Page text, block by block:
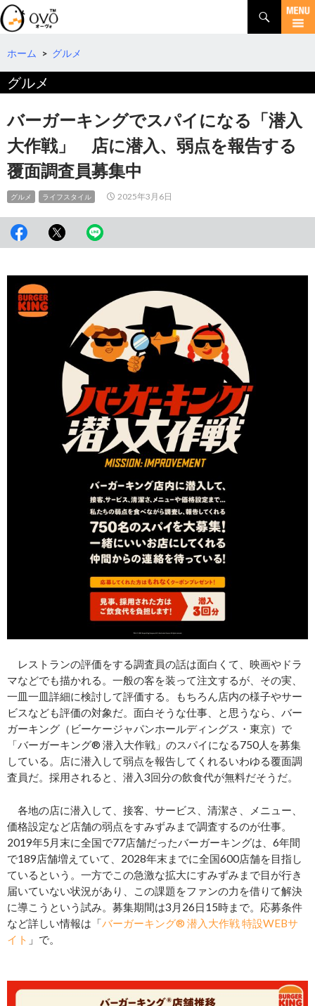
検
索
コ
テ
ツ
へ
動
ホーム > グルメ
グルメ
バーガーキングでスパイになる「潜入
大作戦」 店に潜入、弱点を報告する
覆面調査員募集中
グルメ ライフスタイル 2025年3月6日
レストランの評価をする調査員の話は面白くて、映画やドラ
マなどでも描かれる。一般の客を装って注文するが、その実、
一皿一皿詳細に検討して評価する。もちろん店内の様子やサー
ビスなども評価の対象だ。面白そうな仕事、と思うなら、バー
ガーキング（ビーケージャパンホールディングス・東京）で
「バーガーキング® 潜入大作戦」のスパイになる750人を募集
している。店に潜入して弱点を報告してくれるいわゆる覆面調
査員だ。採用されると、潜入3回分の飲食代が無料だそうだ。
各地の店に潜入して、接客、サービス、清潔さ、メニュー、
価格設定など店舗の弱点をすみずみまで調査するのが仕事。
2019年5月末に全国で77店舗だったバーガーキングは、6年間
で189店舗増えていて、2028年末までに全国600店舗を目指し
ているという。一方でこの急激な拡大にすみずみまで目が行き
届いていない状況があり、この課題をファンの力を借りて解決
に導こうという試み。募集期間は3月26日15時まで。応募条件
など詳しい情報は「バーガーキング® 潜入大作戦 特設WEBサ
イト 」で。